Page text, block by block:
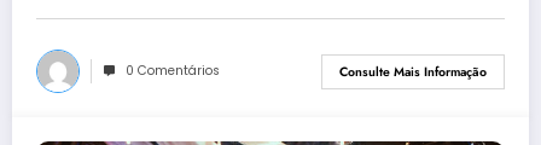
0 Comentários Consulte Mais Informação